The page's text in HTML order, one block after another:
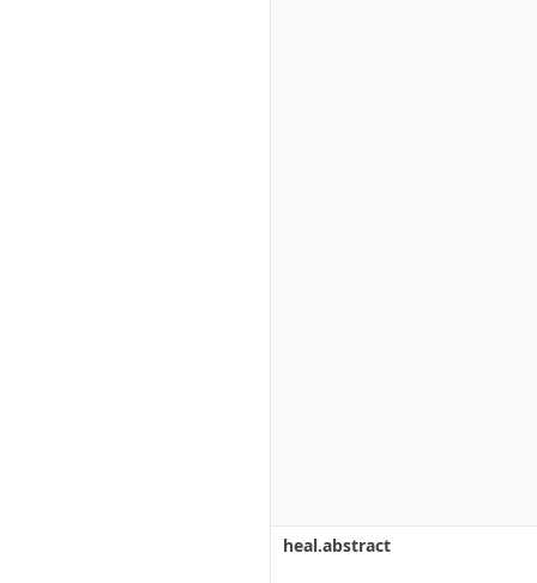
heal.abstract